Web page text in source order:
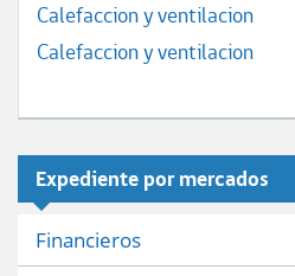
Calefaccion y ventilacion
Calefaccion y ventilacion
Expediente por mercados
Financieros